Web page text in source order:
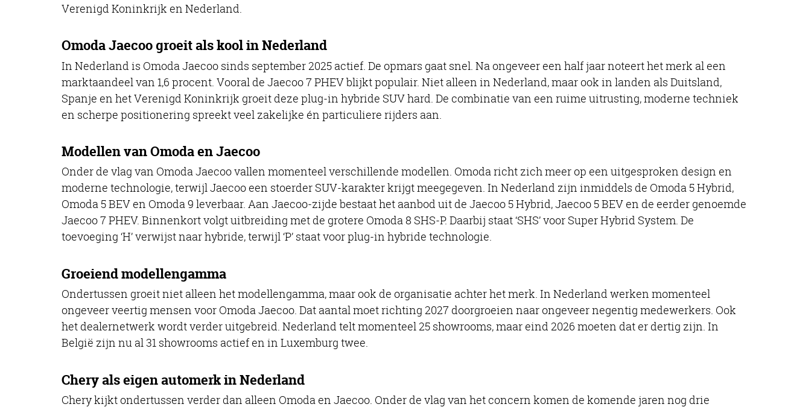
Verenigd Koninkrijk en Nederland.
Omoda Jaecoo groeit als kool in Nederland
In Nederland is Omoda Jaecoo sinds september 2025 actief. De opmars gaat snel. Na ongeveer een half jaar noteert het merk al een
marktaandeel van 1,6 procent. Vooral de Jaecoo 7 PHEV blijkt populair. Niet alleen in Nederland, maar ook in landen als Duitsland,
Spanje en het Verenigd Koninkrijk groeit deze plug-in hybride SUV hard. De combinatie van een ruime uitrusting, moderne techniek
en scherpe positionering spreekt veel zakelijke én particuliere rijders aan.
Modellen van Omoda en Jaecoo
Onder de vlag van Omoda Jaecoo vallen momenteel verschillende modellen. Omoda richt zich meer op een uitgesproken design en
moderne technologie, terwijl Jaecoo een stoerder SUV-karakter krijgt meegegeven. In Nederland zijn inmiddels de Omoda 5 Hybrid,
Omoda 5 BEV en Omoda 9 leverbaar. Aan Jaecoo-zijde bestaat het aanbod uit de Jaecoo 5 Hybrid, Jaecoo 5 BEV en de eerder genoemde
Jaecoo 7 PHEV. Binnenkort volgt uitbreiding met de grotere Omoda 8 SHS-P. Daarbij staat ‘SHS’ voor Super Hybrid System. De
toevoeging ‘H’ verwijst naar hybride, terwijl ‘P’ staat voor plug-in hybride technologie.
Groeiend modellengamma
Ondertussen groeit niet alleen het modellengamma, maar ook de organisatie achter het merk. In Nederland werken momenteel
ongeveer veertig mensen voor Omoda Jaecoo. Dat aantal moet richting 2027 doorgroeien naar ongeveer negentig medewerkers. Ook
het dealernetwerk wordt verder uitgebreid. Nederland telt momenteel 25 showrooms, maar eind 2026 moeten dat er dertig zijn. In
België zijn nu al 31 showrooms actief en in Luxemburg twee.
Chery als eigen automerk in Nederland
Chery kijkt ondertussen verder dan alleen Omoda en Jaecoo. Onder de vlag van het concern komen de komende jaren nog drie